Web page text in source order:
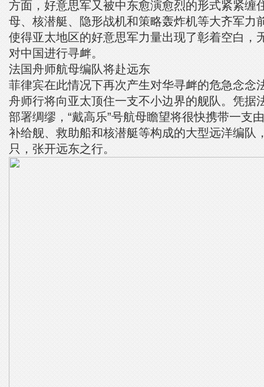
方面，好意思军又被中东愈演愈烈的形式紧紧缠
母、核潜艇、隐形战机和策略轰炸机等大齐军力
使得亚太地区的好意思军力量出现了彰着空白，
对中国进行寻衅。
法国舟师航母编队将赴远东
菲律宾在此情况下再次产生对华寻衅的危急念念
舟师行将向亚太顶住一支不小边界的舰队。凭据
部署绸缪，“戴高乐”号航母瞻望将很快携带一支
补给舰、救助船和核潜艇等构成的大型远洋编队
只，张开远东之行。